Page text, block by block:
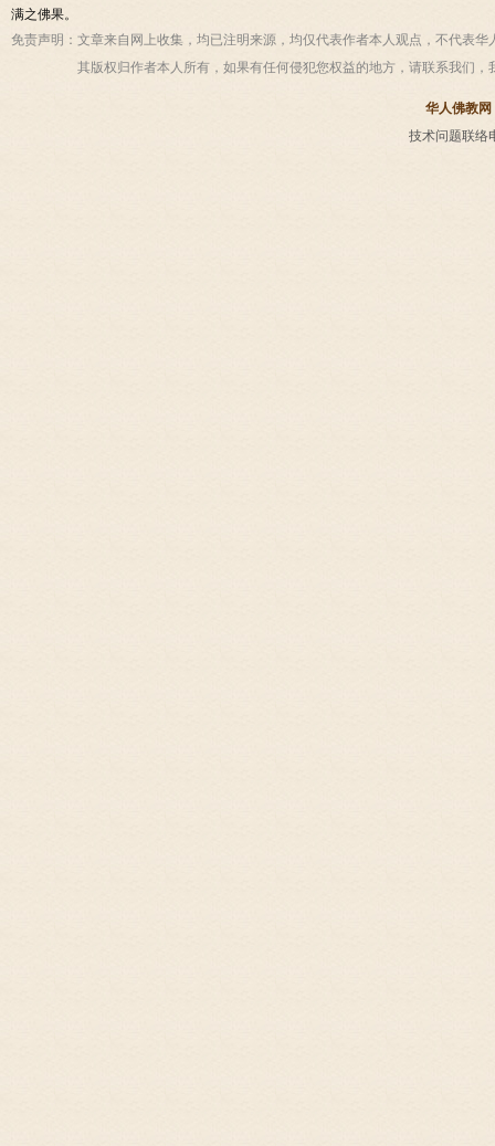
满之佛果。
免责声明： 文章来自网上收集，均已注明来源，均仅代表作者本人观点，不代表
其版权归作者本人所有，如果有任何侵犯您权益的地方，请联系我们，
华人佛教网
技术问题联络